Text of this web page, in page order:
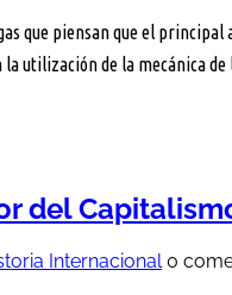
que piensan que el
utilización de la mecánica
del
Internacional0